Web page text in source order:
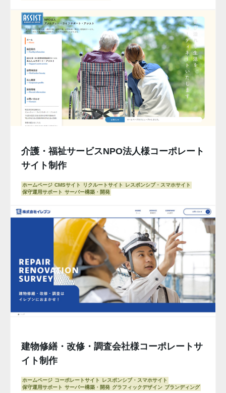
介護・福祉サービスNPO法人様コーポレート
サイト制作
ホームページ CMSサイト リクルートサイト
レスポンシブ・スマホサイト
保守運用サポート サーバー構築・開発
建物修繕・改修・調査会社様コーポレートサ
イト制作
ホームページ コーポレートサイト
レスポンシブ・スマホサイト
保守運用サポート サーバー構築・開発 グラフィックデザイン ブランディング